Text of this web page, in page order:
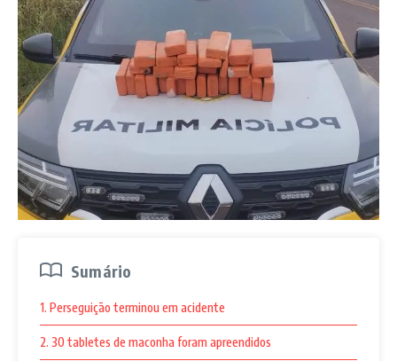
Sumário
1. Perseguição terminou em acidente
2. 30 tabletes de maconha foram apreendidos